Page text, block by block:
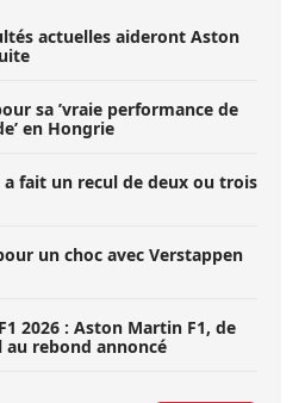
actuelles aideront Aston
sa ’vraie performance de
en Hongrie
a fait un recul de deux ou trois
un choc avec Verstappen
2026 : Aston Martin F1, de
au rebond annoncé